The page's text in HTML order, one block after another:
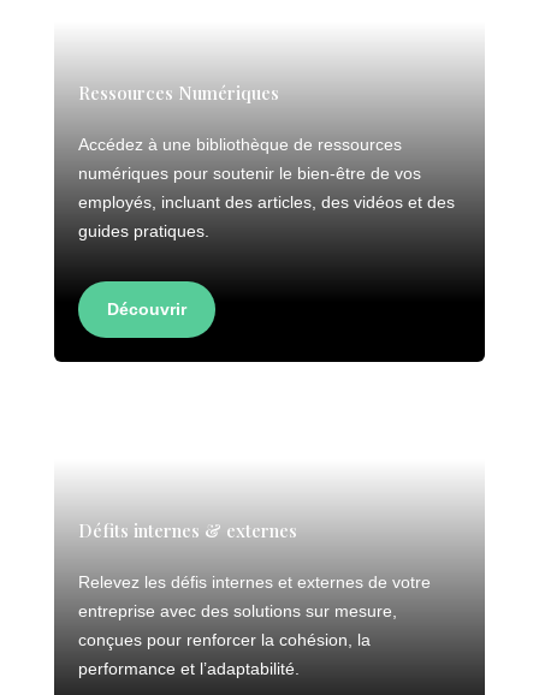
Ressources Numériques
Accédez à une bibliothèque de ressources
numériques pour soutenir le bien-être de vos
employés, incluant des articles, des vidéos et des
guides pratiques.
Découvrir
Défits internes & externes
Relevez les défis internes et externes de votre
entreprise avec des solutions sur mesure,
conçues pour renforcer la cohésion, la
performance et l’adaptabilité.